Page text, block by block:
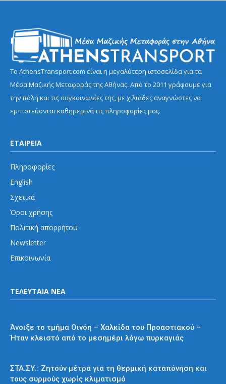
Το AthensTransport.com είναι η μεγαλύτερη ιστοσελίδα για τα
Μέσα Μαζικής Μεταφοράς της Αθήνας. Από το 2011 γράφουμε για
την πόλη και τις συγκοινωνίες της, με χιλιάδες αναγνώστες να
εμπιστεύονται καθημερινά τις πληροφορίες μας.
ΕΤΑΙΡΕΙΑ
Πληροφορίες
English
Σχετικά
Όροι χρήσης
Πολιτική απορρήτου
Newsletter
Επικοινωνία
ΤΕΛΕΥΤΑΙΑ ΝΕΑ
Άνοιξε το τμήμα Οινόη – Χαλκίδα του Προαστιακού –
Ήταν κλειστό από το μεσημέρι λόγω πυρκαγιάς
ΣΤΑ.ΣΥ.: Ζητούν μέτρα για τη θερμική καταπόνηση και
τους συρμούς χωρίς κλιματισμό